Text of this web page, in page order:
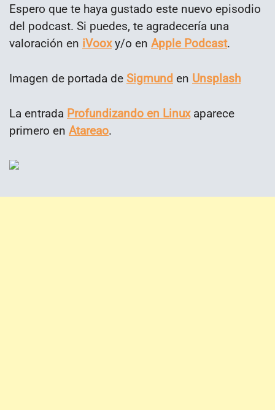
Espero que te haya gustado este nuevo episodio
del podcast. Si puedes, te agradecería una
valoración en iVooxy/o en Apple Podcast.
Imagen de portada de Sigmund en Unsplash
La entrada Profundizando en Linuxaparece
primero en Atareao.